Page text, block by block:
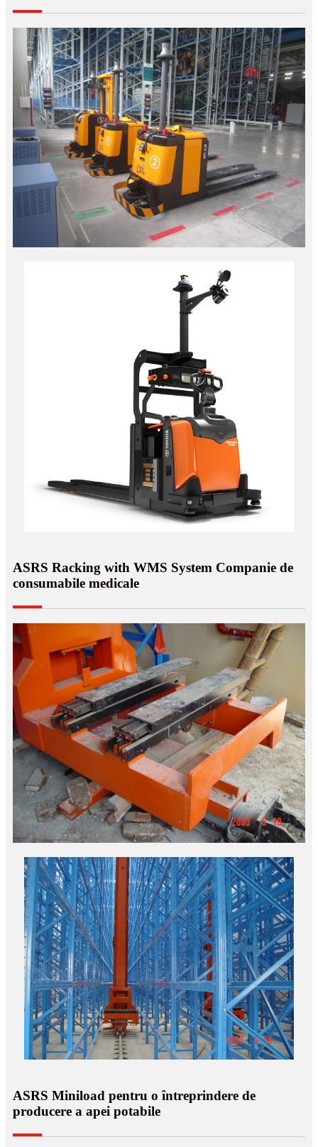
ASRS Racking with WMS System Companie de
consumabile medicale
ASRS Miniload pentru o întreprindere de
producere a apei potabile